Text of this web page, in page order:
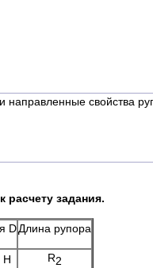
направленные свойства
к расчету
D Длина рупора
Н R2